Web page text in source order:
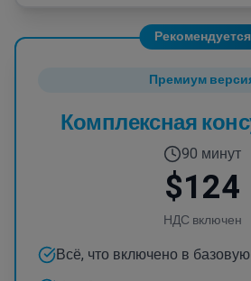
Рекомендуется
Премиум
Комплексная
90 минут
$124
НДС включен
Всё, что включено в